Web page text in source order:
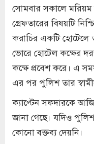
সোমবার সকালে মরিয়ম
গ্রেফতারের বিষয়টি
করাচির একটি হোটেলে
ভোরে হোটেল কক্ষের
কক্ষে প্রবেশ করে। এ
এর পর পুলিশ তার
ক্যাপ্টেন সফদারকে
জানা গেছে। যদিও
কোনো বক্তব্য দেয়নি।